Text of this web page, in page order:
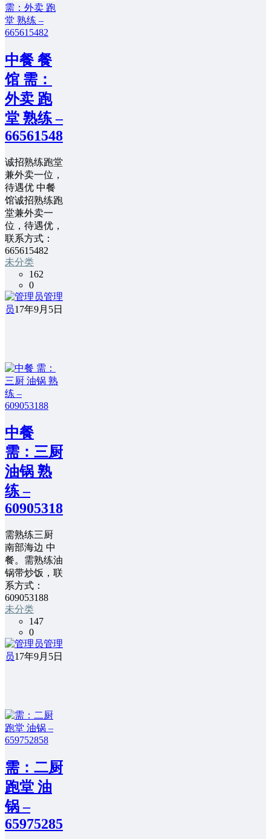
中餐 餐
馆 需：
外卖 跑
堂 熟练 –
665615482
诚招熟练跑堂
兼外卖一位，
待遇优 中餐
馆诚招熟练跑
堂兼外卖一
位，待遇优，
联系方式：
665615482
未分类
162
0
管理
员17年9月5日
中餐
需：三厨
油锅 熟
练 –
609053188
需熟练三厨
南部海边 中
餐。需熟练油
锅带炒饭，联
系方式：
609053188
未分类
147
0
管理
员17年9月5日
需：二厨
跑堂 油
锅 –
659752858